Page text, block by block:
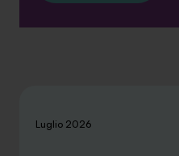
Luglio 2026